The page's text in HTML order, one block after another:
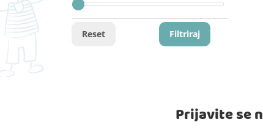
Reset Filtriraj
Prijavite se